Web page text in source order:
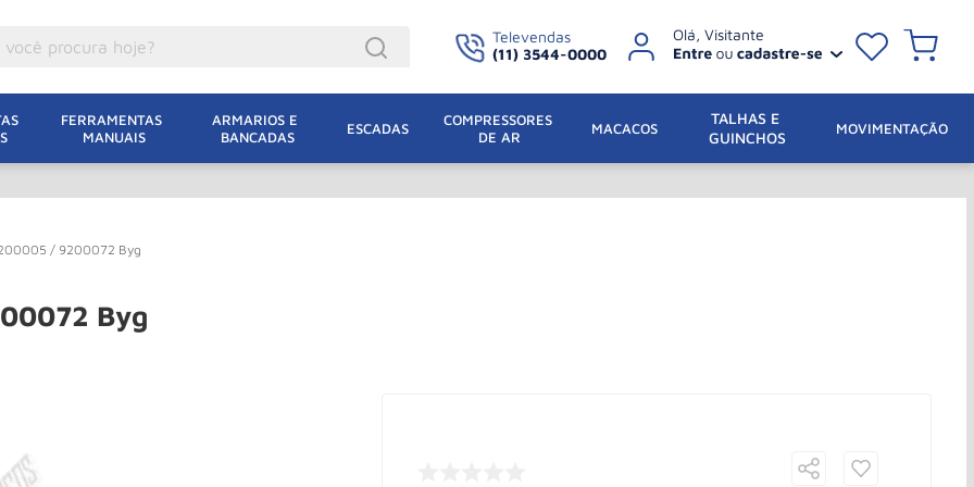
Televendas
(11) 3544-0000
FERRAMENTAS
MANUAIS
ARMARIOS E
BANCADAS
ESCADAS
COMPRESSORES
DE AR
MACACOS
TALHAS E
GUINCHOS
MOVIMENTAÇÃO
/ 9200072 Byg
Byg
Eletrica